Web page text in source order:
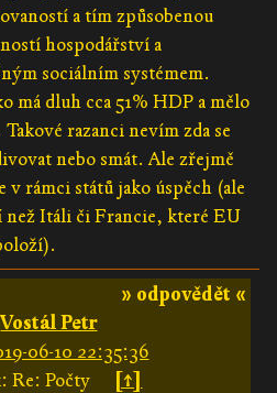
a tím způsobenou
hospodářství a
sociálním systémem.
má dluh cca 51% HDP a mělo
Takové razanci nevím zda se
nebo smát. Ale zřejmě
v rámci států jako úspěch (ale
než Itáli či Francie, které EU
» odpovědět «
Vostál Petr
06-10 22:35:36
Re: Počty
[↑]